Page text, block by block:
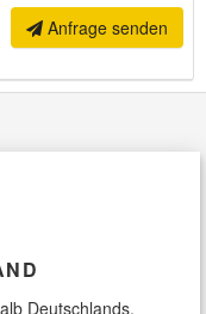
Anfrage senden
Deutschlands.